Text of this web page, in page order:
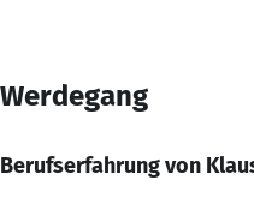
Werdegang
Berufserfahrung von